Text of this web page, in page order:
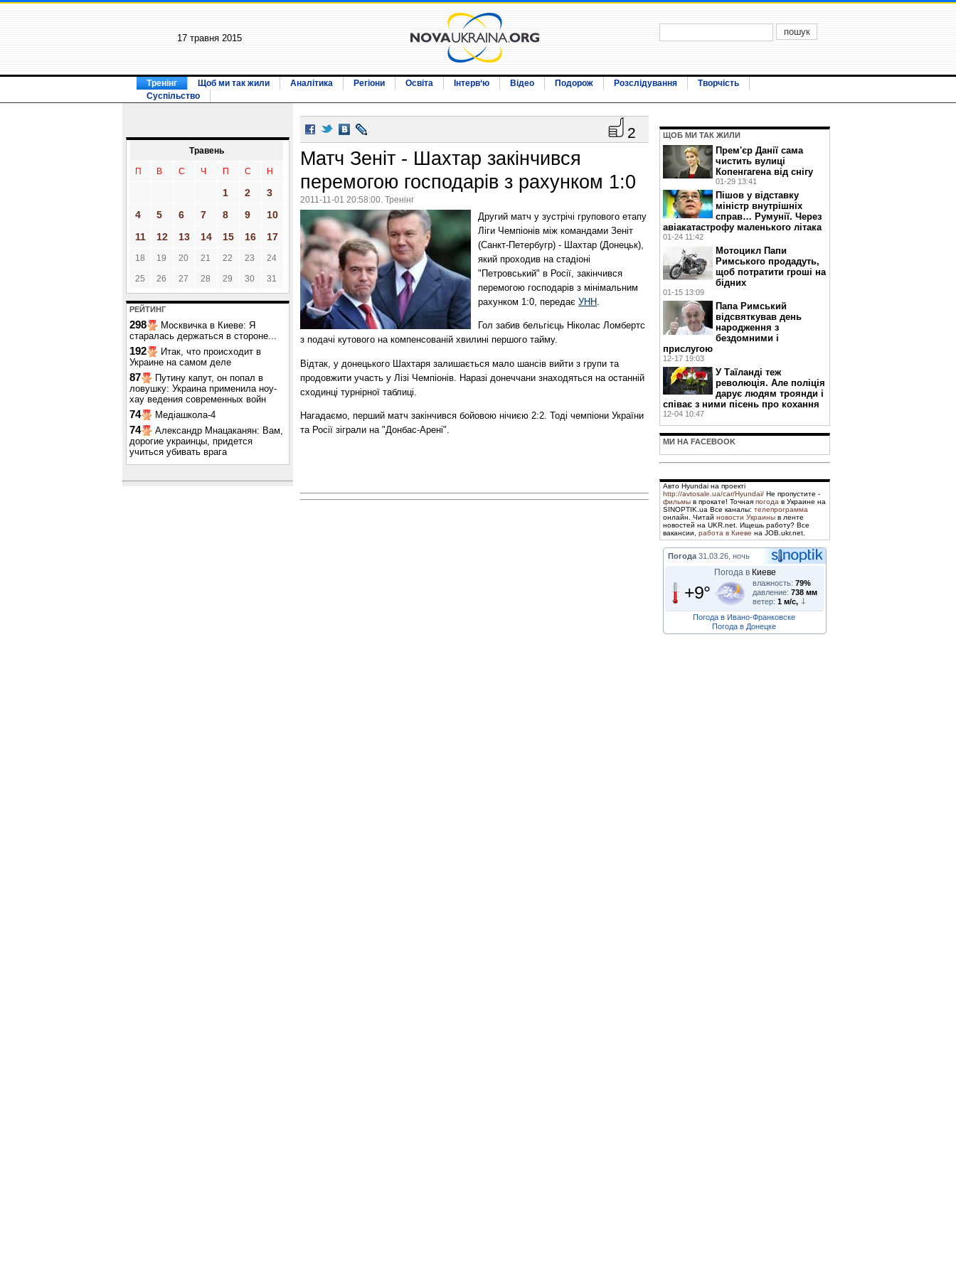
17 травня 2015
Тренінг Щоб ми так жили Аналітика Регіони Освіта Інтерв‘ю Відео Подорож Розслідування
Творчість
Суспільство
Травень
П В С Ч П С Н
1 2
3
4
5 6 7 8 9
10
11
12 13 14 15 16 17
18 19 20 21 22 23 24
25 26 27 28 29 30 31
РЕЙТИНГ
298
Москвичка в Киеве: Я
старалась держаться в стороне...
192
Итак, что происходит в
Украине на самом деле
87
Путину капут, он попал в
ловушку: Украина применила ноу-
хау ведения современных войн
74 Медіашкола-4
74
Александр Мнацаканян: Вам,
дорогие украинцы, придется
учиться убивать врага
2
Матч Зеніт - Шахтар закінчився
перемогою господарів з рахунком 1:0
2011-11-01 20:58:00. Тренінг
Другий матч у зустрічі групового етапу
Ліги Чемпіонів між командами Зеніт
(Санкт-Петербугр) - Шахтар (Донецьк),
який проходив на стадіоні
"Петровський" в Росії, закінчився
перемогою господарів з мінімальним
рахунком 1:0, передає УНН.
Гол забив бельгієць Ніколас Ломбертс
з подачі кутового на компенсованій хвилині першого тайму.
Відтак, у донецького Шахтаря залишається мало шансів вийти з групи та
продовжити участь у Лізі Чемпіонів. Наразі донеччани знаходяться на останній
сходинці турнірної таблиці.
Нагадаємо, перший матч закінчився бойовою нічиєю 2:2. Тоді чемпіони України
та Росії зіграли на "Донбас-Арені".
ЩОБ МИ ТАК ЖИЛИ
Прем'єр Данії сама
чистить вулиці
Копенгагена від снігу
01-29 13:41
Пішов у відставку
міністр внутрішніх
справ… Румунії. Через
авіакатастрофу маленького літака
01-24 11:42
Мотоцикл Папи
Римського продадуть,
щоб потратити гроші на
бідних
01-15 13:09
Папа Римський
відсвяткував день
народження з
бездомними і
прислугою
12-17 19:03
У Таїланді теж
революція. Але поліція
дарує людям троянди і
співає з ними пісень про кохання
12-04 10:47
МИ НА FACEBOOK
Авто Hyundai на проекті
http://avtosale.ua/car/Hyundai/ Не пропустите -
фильмы в прокате! Точная погода в Украине на
SINOPTIK.ua Все каналы: телепрограмма
онлайн. Читай новости Украины в ленте
новостей на UKR.net. Ищешь работу? Все
вакансии, работа в Киеве на JOB.ukr.net.
Погода 31.03.26, ночь
Погода в Киеве
+9° влажность: 79%
давление: 738 мм
ветер: 1 м/с,
Погода в Ивано-Франковске
Погода в Донецке